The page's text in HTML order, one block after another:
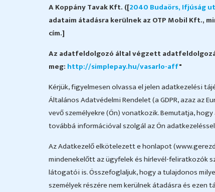
A Koppány Tavak Kft. ([2040 Budaörs, Ifjúság
adataim átadásra kerülnek az OTP Mobil Kft.,
cím.]
Az adatfeldolgozó által végzett
meg: http://simplepay.hu/vasarlo-aff"
Kérjük, figyelmesen olvassa el jelen adatkezelési
Általános Adatvédelmi Rendelet (a GDPR, azaz
vevő személyekre (Ön) vonatkozik. Bemutatja,
továbbá információval szolgál az Ön
Az Adatkezelő elkötelezett e honlapot
mindenekelőtt az ügyfelek és hírlevél-feliratkozók
látogatói is. Összefoglaljuk, hogy a tulajdonos
személyek részére nem kerülnek átadásra és